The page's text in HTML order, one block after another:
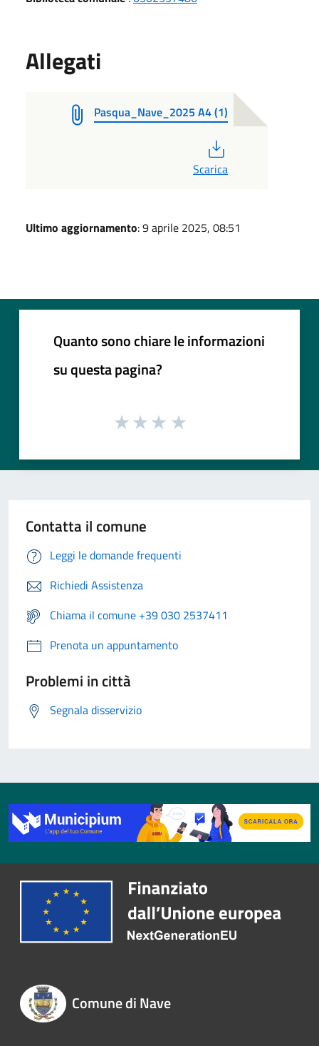
Allegati
Pasqua_Nave_2025 A4 (1)
Scarica
Ultimo aggiornamento: 9 aprile 2025, 08:51
Quanto sono chiare le informazioni
su questa pagina?
Contatta il comune
Leggi le domande frequenti
Richiedi Assistenza
Chiama il comune +39 030 2537411
Prenota un appuntamento
Problemi in città
Segnala disservizio
Comune di Nave